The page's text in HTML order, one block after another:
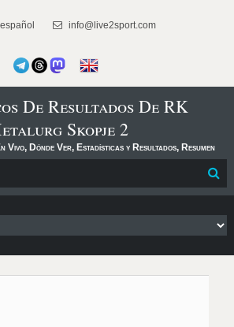
español info@live2sport.com
De Resultados De RK
Skopje 2
Vivo, Dónde Ver, Estadísticas y Resultados, Resumen